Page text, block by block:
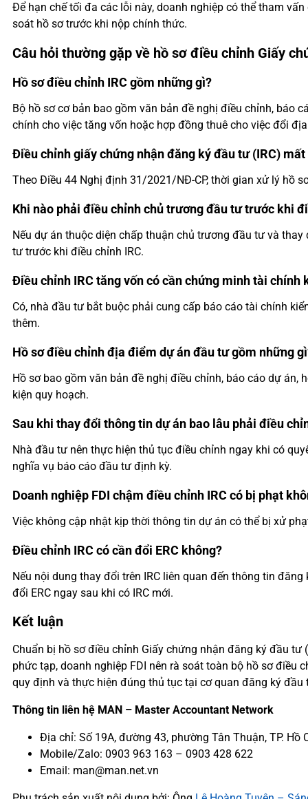
Để hạn chế tối đa các lỗi này, doanh nghiệp có thể tham
soát hồ sơ trước khi nộp chính thức.
Câu hỏi thường gặp về hồ sơ điều chỉnh Giấy
Hồ sơ điều chỉnh IRC gồm những gì?
Bộ hồ sơ cơ bản bao gồm văn bản đề nghị điều chỉnh, báo
chính cho việc tăng vốn hoặc hợp đồng thuê cho việc đổi
Điều chỉnh giấy chứng nhận đăng ký đầu tư (IRC) mất
Theo Điều 44 Nghị định 31/2021/NĐ-CP, thời gian xử lý hồ
Khi nào phải điều chỉnh chủ trương đầu tư trước khi
Nếu dự án thuộc diện chấp thuận chủ trương đầu tư và
tư trước khi điều chỉnh IRC.
Điều chỉnh IRC tăng vốn có cần chứng minh tài chính
Có, nhà đầu tư bắt buộc phải cung cấp báo cáo tài chính
thêm.
Hồ sơ điều chỉnh địa điểm dự án đầu tư gồm những
Hồ sơ bao gồm văn bản đề nghị điều chỉnh, báo cáo dự
kiện quy hoạch.
Sau khi thay đổi thông tin dự án bao lâu phải điều
Nhà đầu tư nên thực hiện thủ tục điều chỉnh ngay khi có
nghĩa vụ báo cáo đầu tư định kỳ.
Doanh nghiệp FDI chậm điều chỉnh IRC có bị phạt
Việc không cập nhật kịp thời thông tin dự án có thể bị xử
Điều chỉnh IRC có cần đổi ERC không?
Nếu nội dung thay đổi trên IRC liên quan đến thông tin
đổi ERC ngay sau khi có IRC mới.
Kết luận
Chuẩn bị hồ sơ điều chỉnh Giấy chứng nhận đăng ký đầu
phức tạp, doanh nghiệp FDI nên rà soát toàn bộ hồ sơ điều
quy định và thực hiện đúng thủ tục tại cơ quan đăng ký
Thông tin liên hệ MAN – Master Accountant Network
Địa chỉ: Số 19A, đường 43, phường Tân Thuận, TP. Hồ
Mobile/Zalo: 0903 963 163 – 0903 428 622
Email: man@man.net.vn